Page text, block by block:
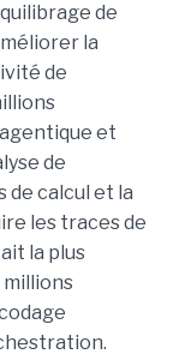
de
la
de
et
de
de calcul et la
les traces de
la plus
millions